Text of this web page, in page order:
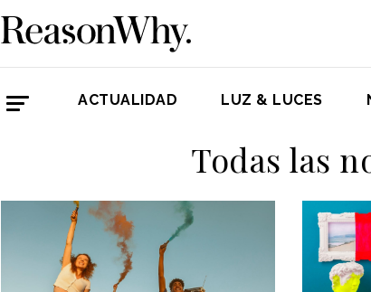
ACTUALIDAD LUZ & LUCES
Todas las